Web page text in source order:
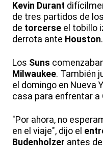
Kevin Durant
de tres partidos de los
de torcerse el tobillo
derrota ante Houston.
Los Suns
Milwaukee. También
el domingo en Nueva
casa para enfrentar a
"Por ahora, no
en el viaje", dijo el
Budenholzer antes